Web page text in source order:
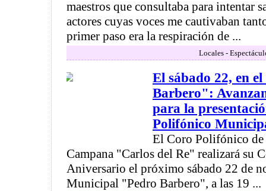
maestros que consultaba para intentar
actores cuyas voces me cautivaban
primer paso era la respiración de ...
Locales -
El sábado 22, en
Barbero":
para la
Polifónico
El Coro Polifónico
Campana "Carlos del Re" realizará su
Aniversario el próximo sábado 22 de
Municipal "Pedro Barbero", a las 19 ...